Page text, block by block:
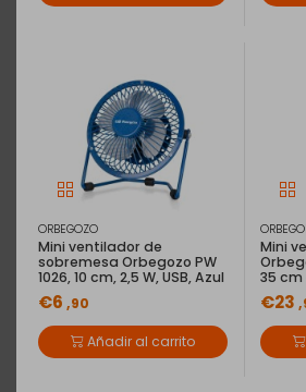
EAN: 8422160058448
Circulador de aire Ufesa
70W, 1 metro de alto,
Circulador de aire con una
ORBEGOZO
Mini ventilador de
sobremesa Orbegozo PW
1026, 10 cm, 2,5 W, USB, Azul
€6 ,90
Añadir al carrito
Mini
35
€23